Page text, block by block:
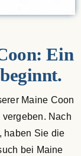
Ein
Maine Coon
Nach
haben Sie die
bei Maine